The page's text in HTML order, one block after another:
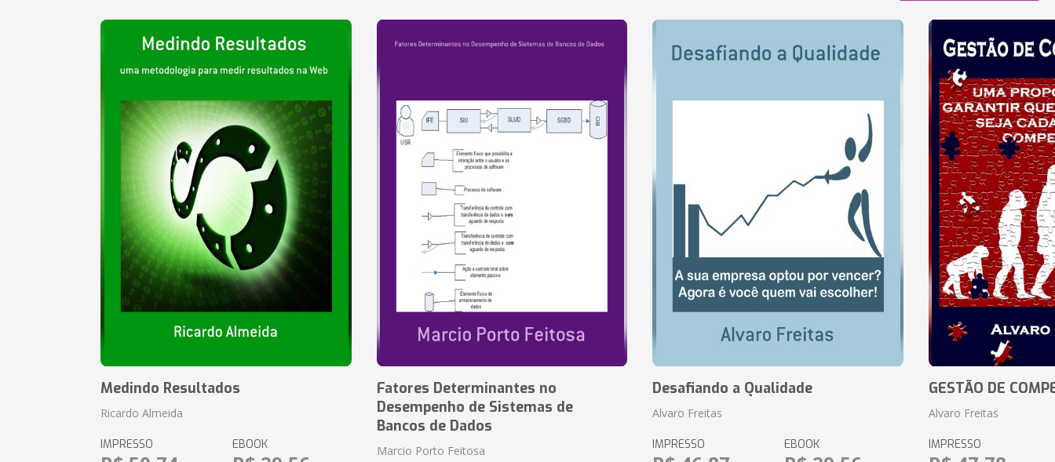
Medindo Resultados
Ricardo Almeida
IMPRESSO EBOOK
Fatores Determinantes no
Desempenho de Sistemas de
Bancos de Dados
Marcio Porto Feitosa
Desafiando a Qualidade
Alvaro Freitas
IMPRESSO EBOOK
GESTÃO DE
Alvaro Freitas
IMPRESSO